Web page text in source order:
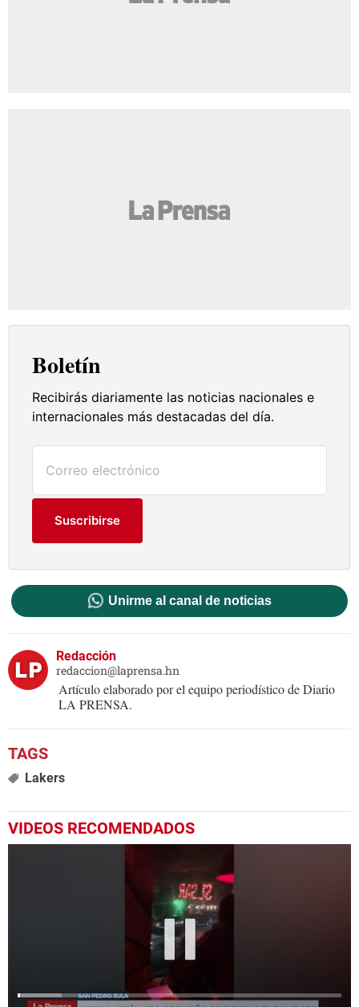
Boletín
Recibirás diariamente las noticias nacionales e
internacionales más destacadas del día.
Suscribirse
Unirme al canal de noticias
Redacción
redaccion@laprensa.hn
Artículo elaborado por el equipo periodístico de Diario
LA PRENSA.
Lakers
VIDEOS RECOMENDADOS